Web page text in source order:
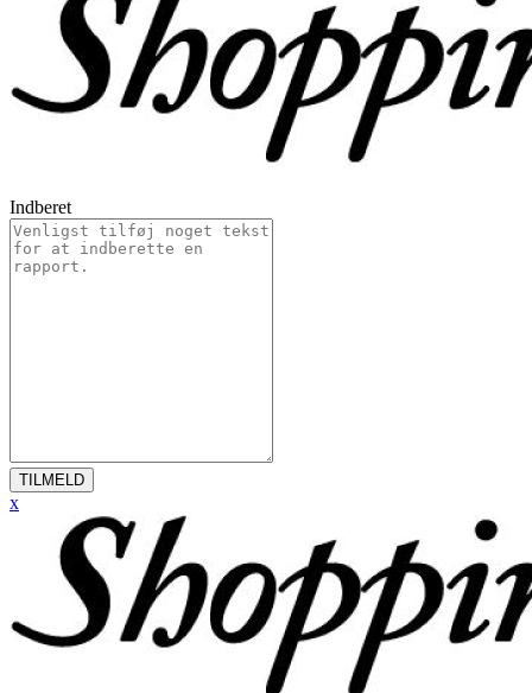
Indberet
TILMELD
x